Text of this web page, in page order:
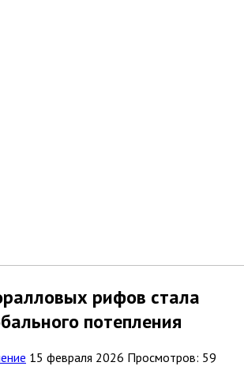
рифов стала
потепления
15 февраля 2026 Просмотров: 59